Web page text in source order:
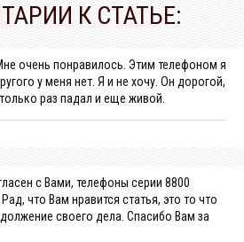
К СТАТЬЕ:
очень понравилось. Этим телефоном я
у меня нет. Я и не хочу. Он дорогой,
раз падал и еще живой.
с Вами, телефоны серии 8800
что Вам нравится статья, это то что
своего дела. Спасибо Вам за